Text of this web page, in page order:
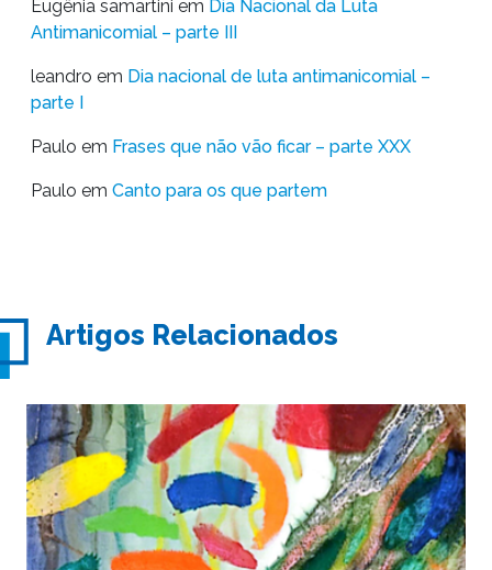
Eugênia samartini em Dia Nacional da Luta
Antimanicomial – parte III
leandro em Dia nacional de luta antimanicomial –
parte I
Paulo em Frases que não vão ficar – parte XXX
Paulo em Canto para os que partem
Artigos Relacionados